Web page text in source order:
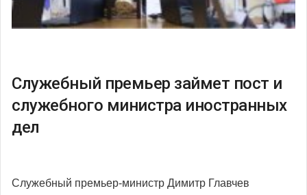
Служебный премьер займет пост и
служебного министра иностранных
дел
Служебный премьер-министр Димитр Главчев